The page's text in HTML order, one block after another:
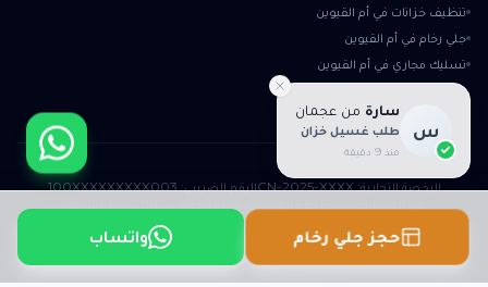
س
سارة من عجمان
طلب غسيل خزان
منذ 9 دقيقة
تنظيف خزانات في أم القيوين
جلي رخام في أم القيوين
تسليك مجاري في أم القيوين
الرخصة التجارية: CN-2025-XXXXالرقم الضريبي: 100XXXXXXXXX003
2026
تصميم وأرشفة nut-hub.orgحجز جلي رخام واتساب